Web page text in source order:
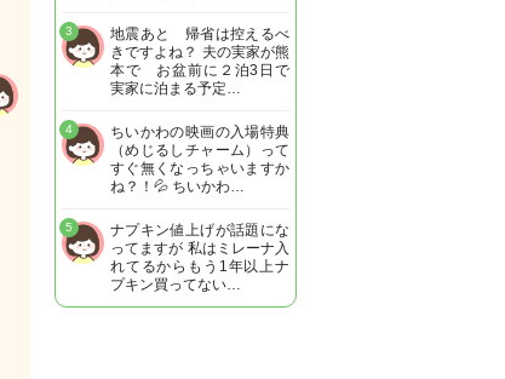
地震あと 帰省は控えるべ
きですよね？ 夫の実家が熊
本で お盆前に２泊3日で
実家に泊まる予定…
3
ちいかわの映画の入場特典
（めじるしチャーム）って
すぐ無くなっちゃいますか
ね？！💦 ちいかわ…
4
ナプキン値上げが話題にな
ってますが 私はミレーナ入
れてるからもう1年以上ナ
プキン買ってない…
5